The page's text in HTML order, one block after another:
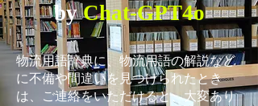
byChat-GPT4o
物流用語辞典に、物流用語の解説など
に不備や間違いを見つけられたとき
は、ご連絡をいただけると、大変あり